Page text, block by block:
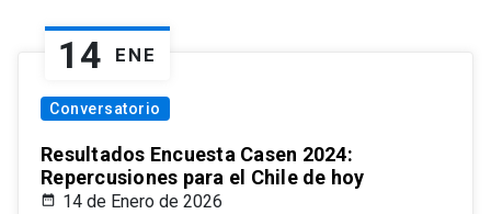
14 ENE
Conversatorio
Resultados Encuesta Casen 2024:
Repercusiones para el Chile de hoy
14 de Enero de 2026